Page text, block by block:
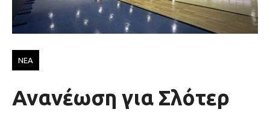
ΝΕΑ
Ανανέωση για Σλότερ